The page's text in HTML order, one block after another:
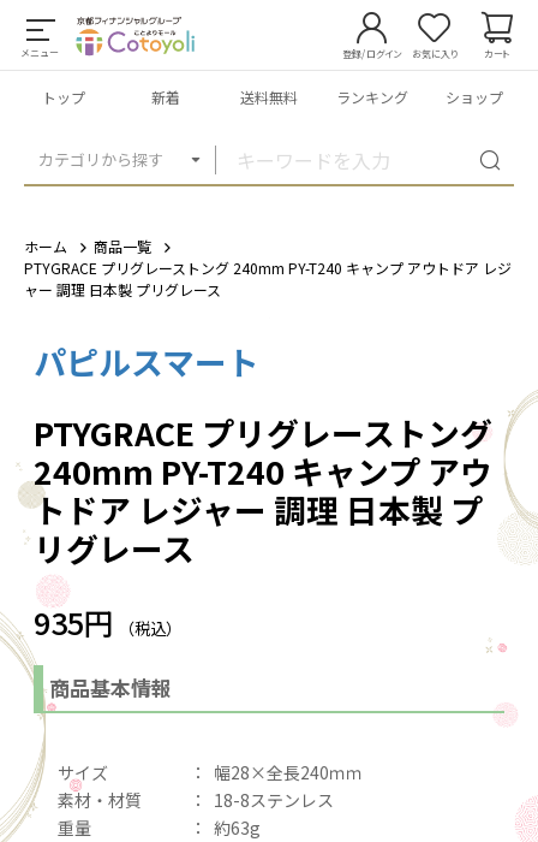
メニュー
カテゴリから探す
登録/ログイン お気に入り カート
トップ 新着 送料無料 ランキング ショップ
ホーム
商品一覧
PTYGRACE プリグレーストング 240mm PY-T240 キャンプ アウトドア レジ
ャー 調理 日本製 プリグレース
パピルスマート
PTYGRACE プリグレーストング
240mm PY-T240 キャンプ アウ
トドア レジャー 調理 日本製 プ
リグレース
935円 （税込）
商品基本情報
サイズ ： 幅28×全長240ｍｍ
素材・材質
： 18-8ステンレス
重量
： 約63g